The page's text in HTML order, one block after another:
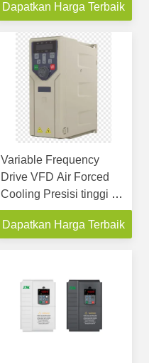
disesuaikan
Dapatkan Harga Terbaik
Variable Frequency
Drive VFD Air Forced
Cooling Presisi tinggi ±
0,5% Keakuratan
Kecepatan
Dapatkan Harga Terbaik